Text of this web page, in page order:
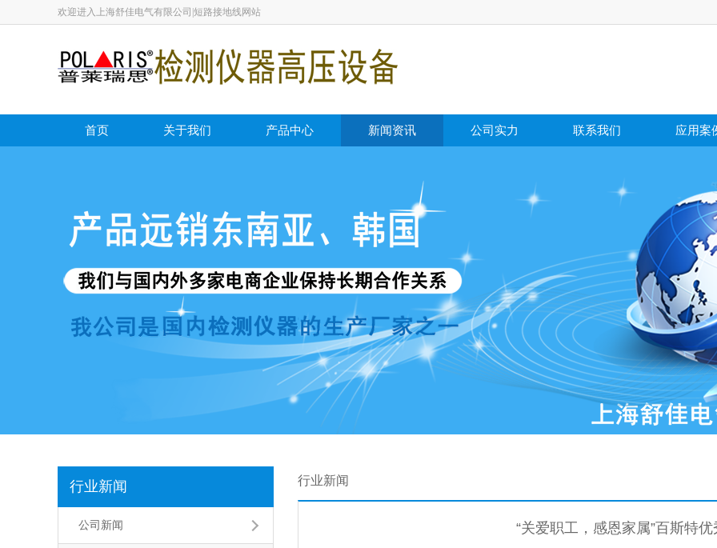
欢迎进入上海舒佳电气有限公司|短路接地线网站
首页 关于我们 产品中心 新闻资讯 公司实力 联系我们 应用案
行业新闻
公司新闻
行业新闻
“关爱职工，感恩家属”百斯特